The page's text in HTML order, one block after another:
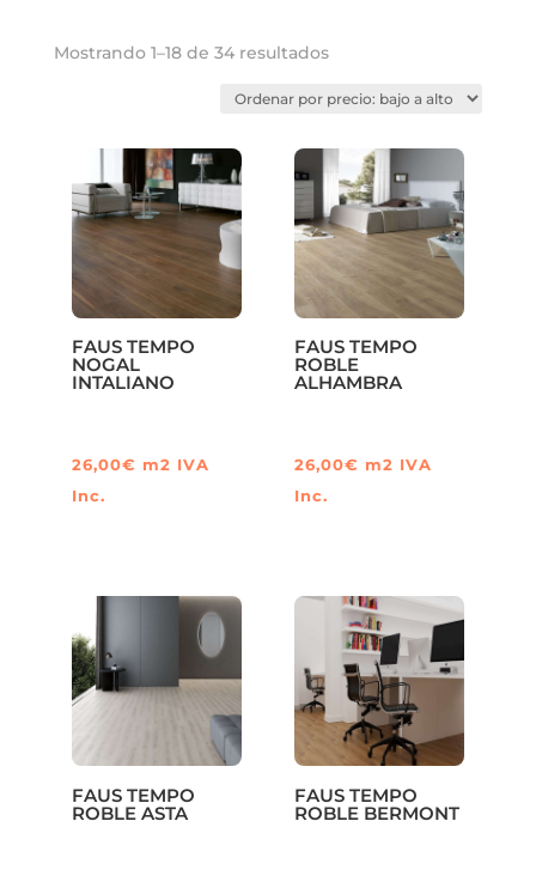
Mostrando 1–18 de 34 resultadosOrdenado
precio:
a
alto
FAUS TEMPO
NOGAL
INTALIANO
26,00€ m2 IVA
Inc.
FAUS TEMPO
ROBLE
ALHAMBRA
26,00€ m2 IVA
Inc.
FAUS TEMPO
ROBLE ASTA
FAUS TEMPO
ROBLE BERMONT